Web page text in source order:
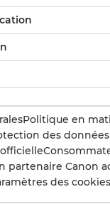
Politique en
des
partenaire Canon
des